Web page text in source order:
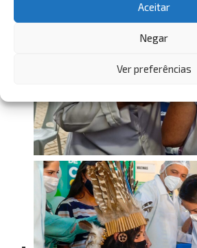
Aceitar
Negar
Ver preferências